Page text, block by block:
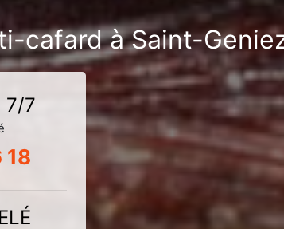
cafard à Saint-
7/7
18